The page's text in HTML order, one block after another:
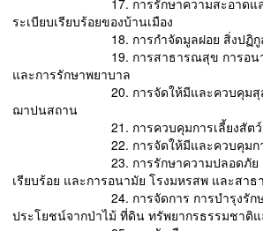
17. การรักษาความสะอาดและ
ระเบียบเรียบร้อยของบ้านเมือง
18. การกําจัดมูลฝอย สิ่งปฏิกูล แ
19. การสาธารณสุข การอนามั
และการรักษาพยาบาล
20. การจัดให้มีและควบคุมสุส
ฌาปนสถาน
21. การควบคุมการเลี้ยงสัตว์
22. การจัดให้มีและควบคุมการ
23. การรักษาความปลอดภัย ควา
เรียบร้อย และการอนามัย โรงมหรสพ และสา
24. การจัดการ การบํารุงรักษา
ประโยชน์จากป่าไม้ ที่ดิน ทรัพยากรธรรมชาติ